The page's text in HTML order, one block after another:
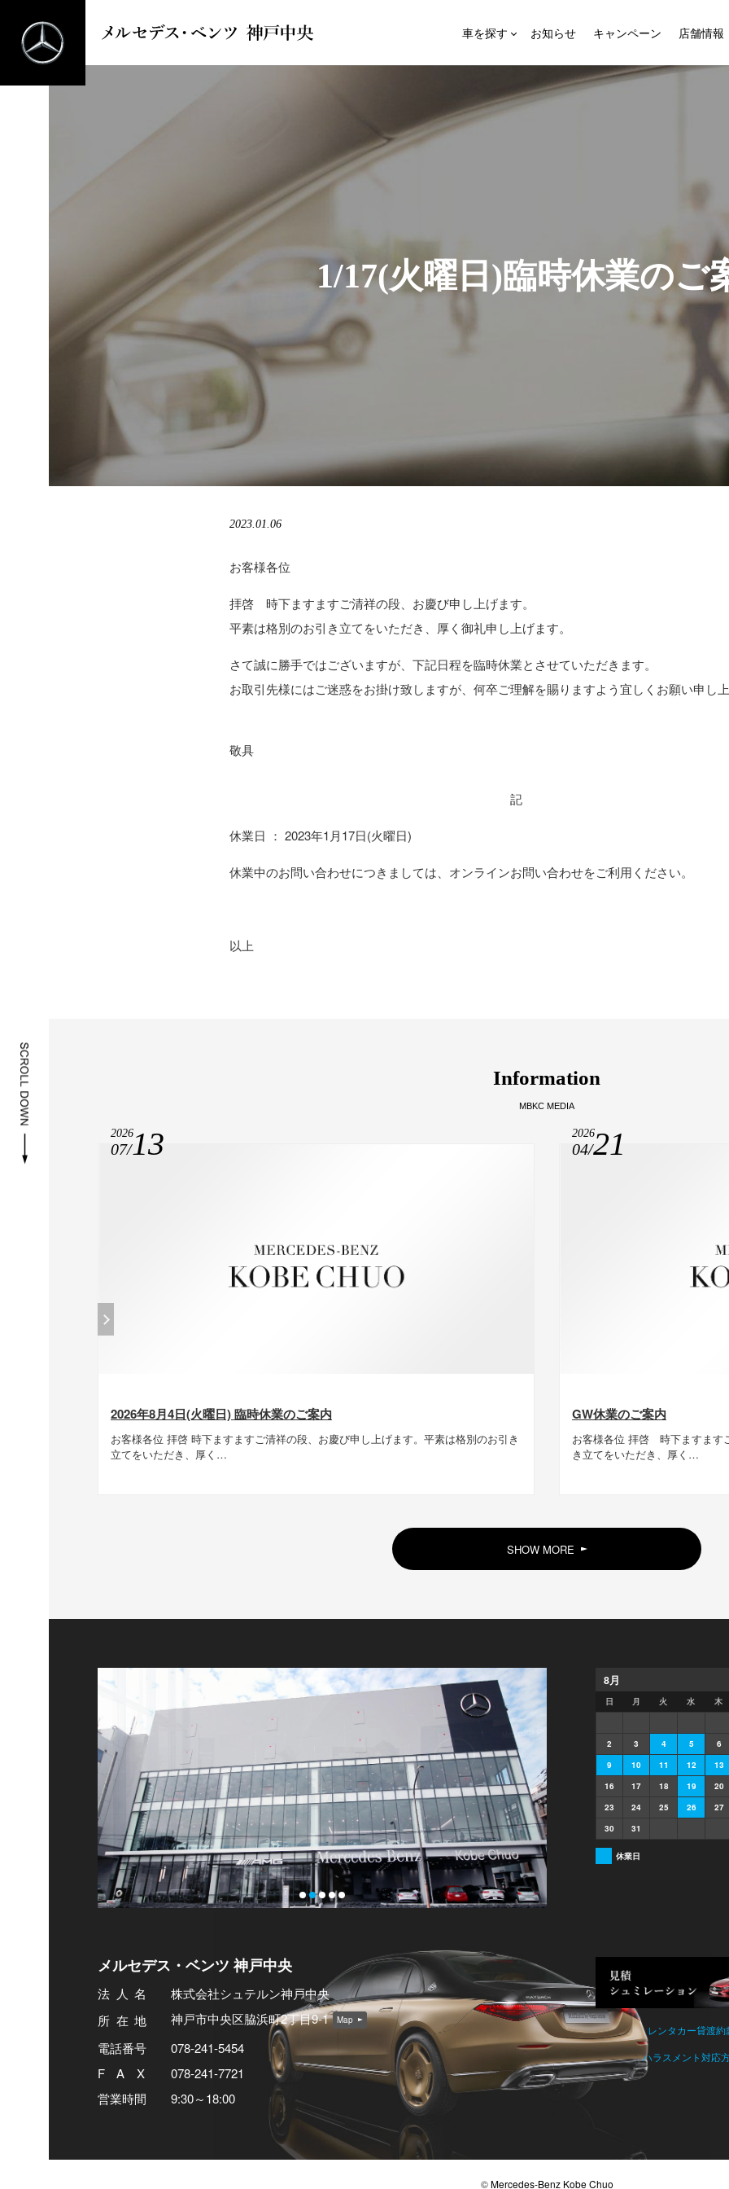
メルセデス・ベンツ 神戸中央
車を探す お知らせ キャンペーン 店舗情報
1/17(火曜日 )臨時休業のご
2023.01.06
お客様各位
拝啓 時下ますますご清祥の段、お慶び申し上げます。
平素は格別のお引き立てをいただき、厚く御礼申し上げます。
さて誠に勝手ではございますが、下記日程を臨時休業とさせていただきます。
お取引先様にはご迷惑をお掛け致しますが、何卒ご理解を賜りますよう宜しくお願い申し
敬具
記
休業日 ： 2023年1月17日(火曜日)
休業中のお問い合わせにつきましては、オンラインお問い合わせをご利用ください。
以上
Information
MBKC MEDIA
2026
07/13
2026年8月4日(火曜日) 臨時休業のご案内
お客様各位 拝啓 時下ますますご清祥の段、お慶び申し上げます。平素は格別のお引き
立てをいただき、厚く…
2026
04/21
GW休業のご案内
お客様各位 拝啓 時下ますます
き立てをいただき、厚く…
SHOW MORE
8月
日 月 火 水 木
2 3 4 5
6
9
10 11 12
13
16
17 18 19
20
23
24 25 26
27
30
31
休業日
メルセデス・ベンツ 神戸中央
法人 名
株式会社シュテルン神戸中央
所在 地 神戸市中央区脇浜町2丁目9-1 Map
電話番号
078-241-5454
FA X
078-241-7721
営業時間
9:30～18:00
レンタカー貸渡約
ハラスメント対応
©Mercedes-Benz Kobe Chuo